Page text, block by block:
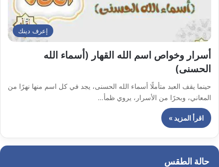
إعرف دينك
أسرار وخواص اسم الله القهار (أسماء الله
الحسنى)
حينما يقف العبد متأملًا أسماء الله الحسنى، يجد في كل اسم منها نهرًا من
المعاني، وبحرًا من الأسرار، يروي ظمأ…
اقرأ المزيد »
حالة الطقس